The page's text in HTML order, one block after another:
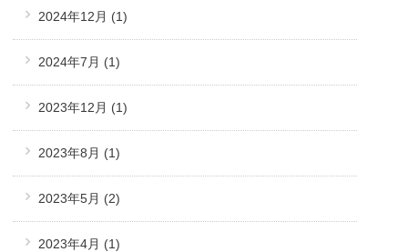
2024年12月 (1)
2024年7月 (1)
2023年12月 (1)
2023年8月 (1)
2023年5月 (2)
2023年4月 (1)